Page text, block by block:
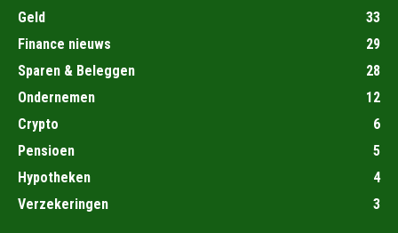
Geld
33
Finance nieuws
29
Sparen & Beleggen
28
Ondernemen
12
Crypto
6
Pensioen
5
Hypotheken
4
Verzekeringen
3